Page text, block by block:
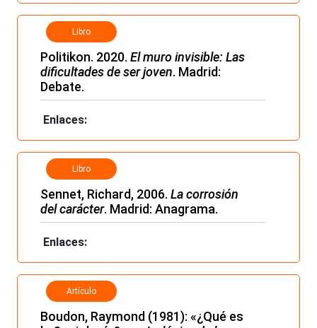
Libro
Politikon. 2020. El muro invisible: Las
dificultades de ser joven. Madrid:
Debate.
Enlaces:
Libro
Sennet, Richard, 2006. La corrosión
del carácter. Madrid: Anagrama.
Enlaces:
Artículo
Boudon, Raymond (1981): «¿Qué es